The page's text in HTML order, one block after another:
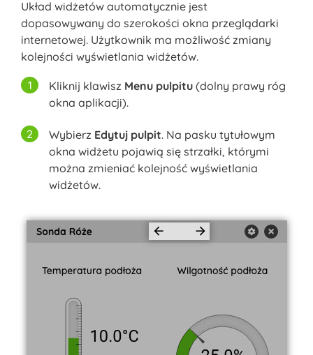
Układ widżetów automatycznie jest
dopasowywany do szerokości okna przeglądarki
internetowej. Użytkownik ma możliwość zmiany
kolejności wyświetlania widżetów.
Kliknij klawisz Menu pulpitu (dolny prawy róg
okna aplikacji).
Wybierz Edytuj pulpit. Na pasku tytułowym
okna widżetu pojawią się strzałki, którymi
można zmieniać kolejność wyświetlania
widżetów.